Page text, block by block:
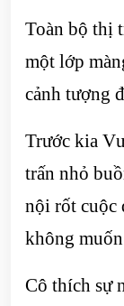
Toàn bộ thị
một lớp
cảnh tượng
Trước kia
trấn nhỏ
nội rốt cuộc
không
Cô thích sự